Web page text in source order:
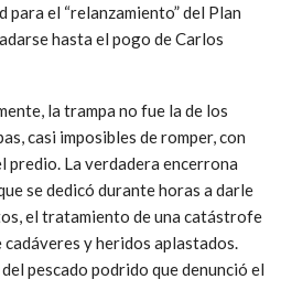
el “relanzamiento” del Plan
hasta el pogo de Carlos
la trampa no fue la de los
casi imposibles de romper, con
predio. La verdadera encerrona
se dedicó durante horas a darle
el tratamiento de una catástrofe
y heridos aplastados.
pescado podrido que denunció el